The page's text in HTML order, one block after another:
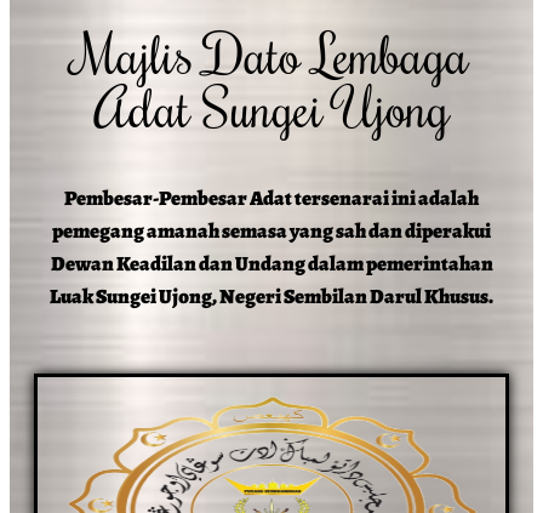
Majlis Dato Lembaga
Adat Sungei Ujong
Pembesar-Pembesar Adat tersenarai ini adalah
pemegang amanah semasa yang sah dan diperakui
Dewan Keadilan dan Undang dalam pemerintahan
Luak Sungei Ujong, Negeri Sembilan Darul Khusus.